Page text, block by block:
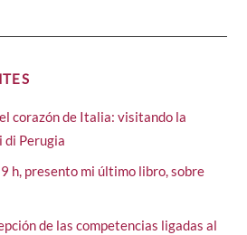
corazón de Italia: visitando la
Perugia
h, presento mi último libro, sobre
de las competencias ligadas al